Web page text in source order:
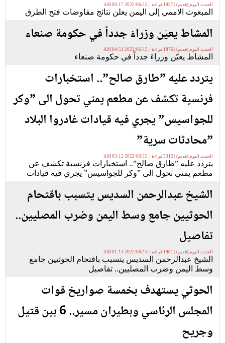
الحدث اليوم (قديم) | 1957 قراءة | 2022/06/15 06:17 AM
المبعوث الاممي إلى اليمن يعلن نتائج مفاوضات فتح الطرق
المشاط يعيّن وزراءَ جدداً في حكومة صنعاء
الحدث اليوم (قديم) | 1876 قراءة | 2022/06/15 04:51 AM
المشاط يعيّن وزراءَ جدداً في حكومة صنعاء
يتردد عليه ”طارق صالح”.. استخبارات
فرنسية تكشف عن مطعم يمني تحول الى ”وكر
للجواسيس” يجري فيه قيادات غادروا البلاد
”محادثات سرية”
الحدث اليوم (قديم) | 3312 قراءة | 2022/06/15 03:12 AM
يتردد عليه ”طارق صالح”.. استخبارات فرنسية تكشف عن
مطعم يمني تحول الى ”وكر للجواسيس” يجري فيه قيادات
الشيخ عبدالرحمن السديس يتسبب باقتحام
الحوثيين جامع وسط اليمن وضرب المصليين..
تفاصيل
الحدث اليوم (قديم) | 1981 قراءة | 2022/06/15 01:14 AM
الشيخ عبدالرحمن السديس يتسبب باقتحام الحوثيين جامع
وسط اليمن وضرب المصليين.. تفاصيل
الحوثي يستهدف بخمسة صواريخ قوات
المجلس الرئاسي وبطيران مسير.. 6 بين قتيل
وجريح